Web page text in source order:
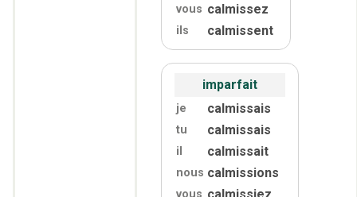
vous calmissez
ils calmissent
imparfait
je calmissais
tu calmissais
il calmissait
nous calmissions
vous calmissiez